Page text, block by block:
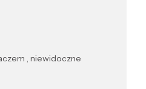
, niewidoczne